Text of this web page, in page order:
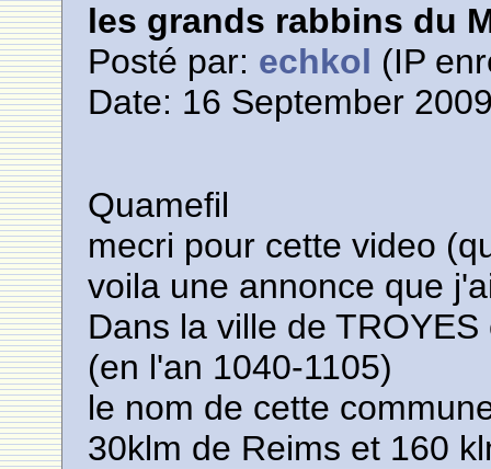
les grands rabbins du
Posté par: echkol (IP
Date: 16 September
Quamefil
mecri pour cette video
voila une annonce que
Dans la ville de
(en l'an 1040-1105)
le nom de cette
30klm de Reims et 160